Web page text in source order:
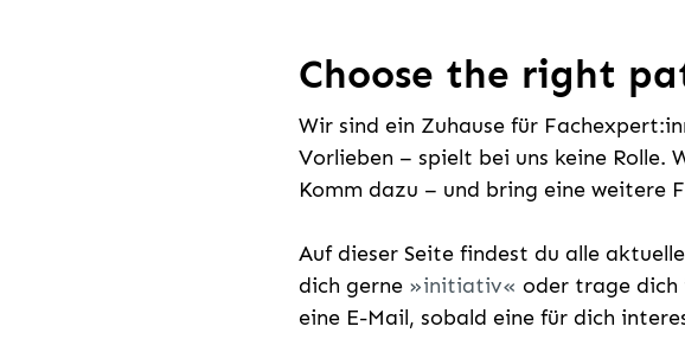
Choose the right
Wir sind ein Zuhause für
Vorlieben – spielt bei uns keine Rolle.
Komm dazu – und bring eine weitere
Auf dieser Seite findest du alle
dich gerne
initiativ oder trage dich
eine E-Mail, sobald eine für dich